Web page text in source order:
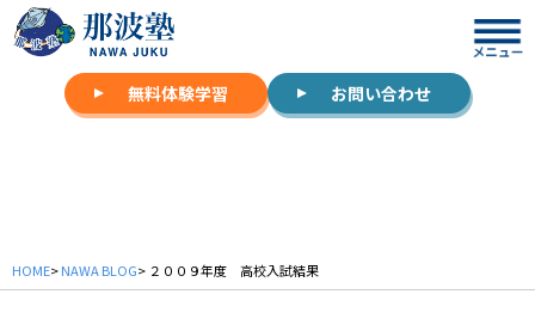
無料体験学習 お問い合わせ
HOME>NAWA BLOG> ２００９年度 高校入試結果